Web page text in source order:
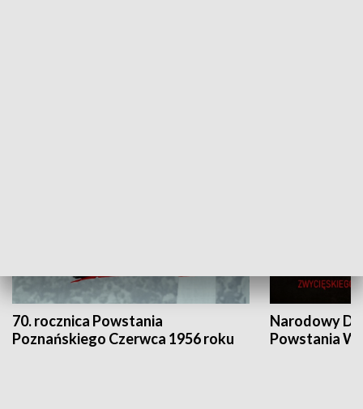
70. rocznica Powstania
Poznańskiego Czerwca 1956 roku
Narodowy
Powstania